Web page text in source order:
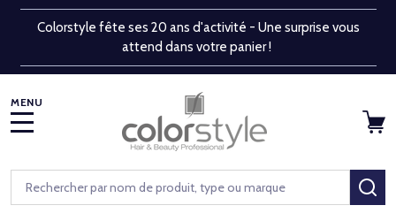
Colorstyle fête ses 20 ans d'activité - Une surprise vous
attend dans votre panier !
Rechercher